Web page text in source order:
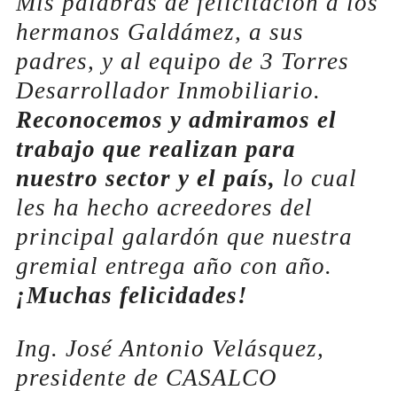
hermanos Galdámez, a sus
padres, y al equipo de 3 Torres
Desarrollador Inmobiliario.
Reconocemos y admiramos el
trabajo que realizan para
nuestro sector y el país, lo cual
les ha hecho acreedores del
principal galardón que nuestra
gremial entrega año con año.
¡Muchas felicidades!
Ing. José Antonio Velásquez,
presidente de CASALCO